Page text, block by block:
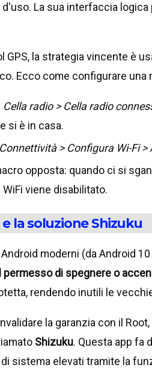
La sua interfaccia
la strategia vincente è
Ecco come configurare una
Cella radio > Cella radio
si è in casa.
Connettività > Configura Wi-Fi >
opposta: quando ci si
viene disabilitato.
la soluzione Shizuku
moderni (da Android 10
permesso di spegnere o
rendendo inutili le
la garanzia con il
Shizuku. Questa app fa
sistema elevati tramite la